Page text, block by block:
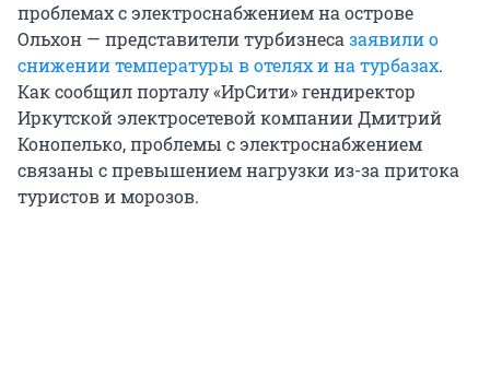
проблемах с электроснабжением на острове
Ольхон — представители турбизнесазаявили о
снижении температуры в отелях и на турбазах.
Как сообщил порталу «ИрСити» гендиректор
Иркутской электросетевой компании Дмитрий
Конопелько, проблемы с электроснабжением
связаны с превышением нагрузки из-за притока
туристов и морозов.